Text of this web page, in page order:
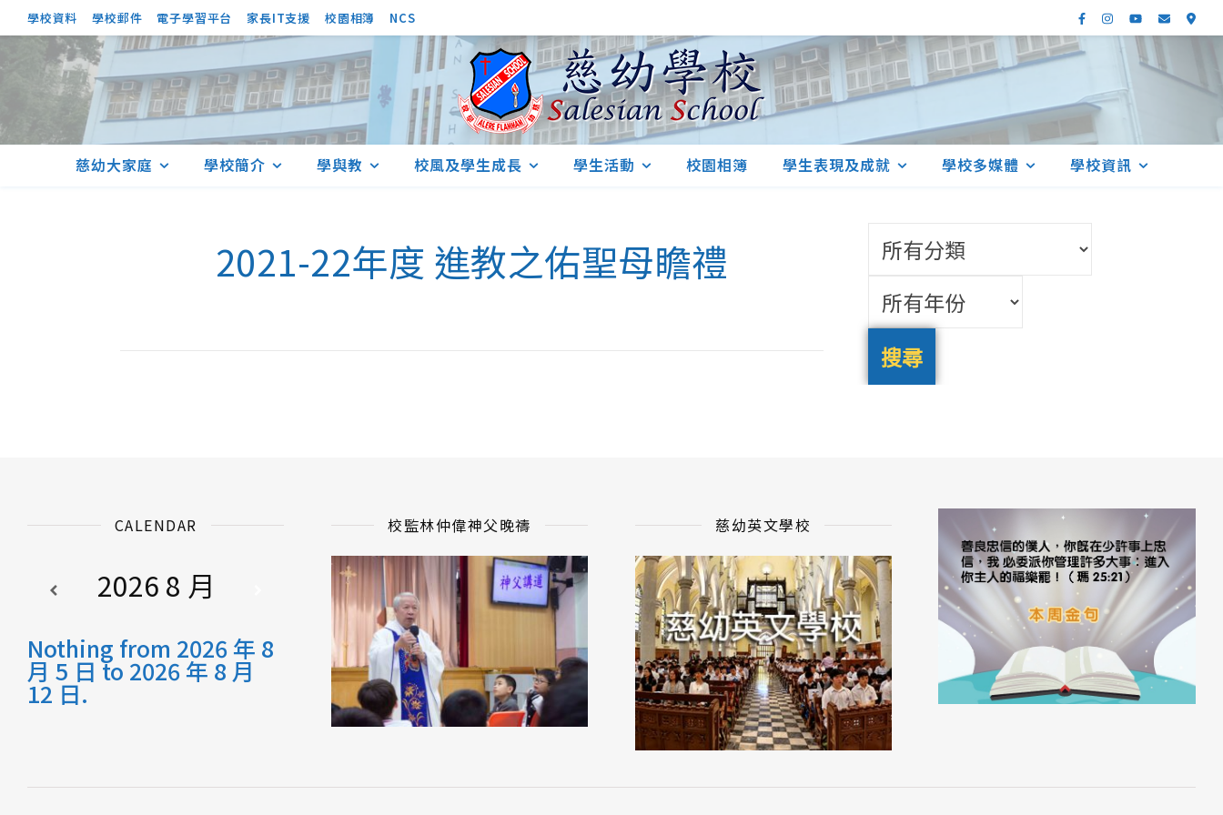
學校資料 學校郵件 電子學習平台 家長IT支援 校園相簿 NCS
慈幼大家庭 學校簡介 學與教 校風及學生成長 學生活動 校園相簿 學生表現及成就 學校多媒體 學校資訊
2021-22年度 進教之佑聖母瞻禮
CALENDAR
2026 8 月
Nothing from 2026 年 8
月 5 日 to 2026 年 8 月
12 日.
校監林仲偉神父晚禱 慈幼英文學校